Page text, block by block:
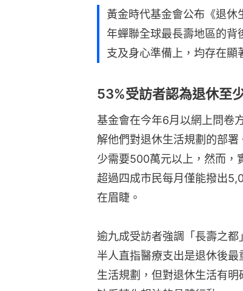
黃金時代基金會公布《退
年蟬聯全球最長壽地區的背
支及身心準備上，均存在顯
53%受訪者認為退休至
基金會在今年6月以網上問卷
解他們對退休生活規劃的部
少需要500萬元以上，然而，
超過四成市民每月僅能撥出
在眉睫。
逾九成受訪者強調「長壽之
半人直指醫療支出是退休後
生活規劃，但對退休生活有